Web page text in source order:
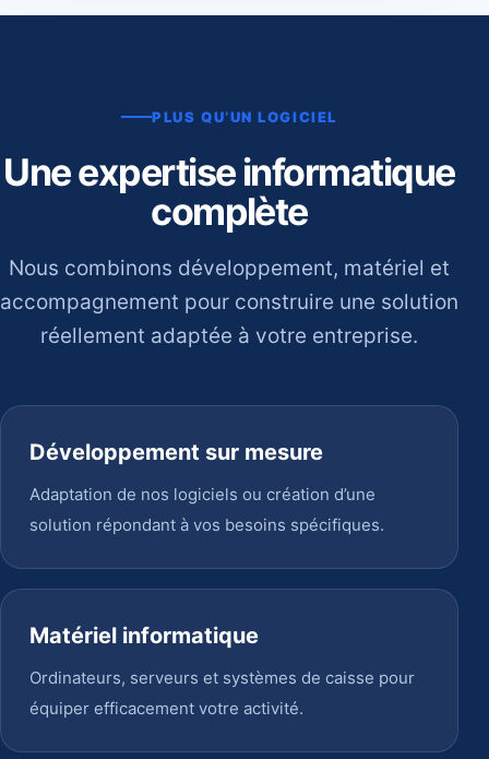
PLUS QU’UN LOGICIEL
Une expertise informatique
complète
Nous combinons développement, matériel et
accompagnement pour construire une solution
réellement adaptée à votre entreprise.
Développement sur mesure
Adaptation de nos logiciels ou création d’une
solution répondant à vos besoins spécifiques.
Matériel informatique
Ordinateurs, serveurs et systèmes de caisse pour
équiper efficacement votre activité.